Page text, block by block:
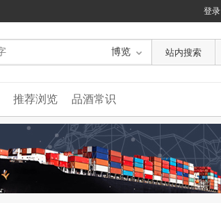
登录
博览
推荐浏览 品酒常识